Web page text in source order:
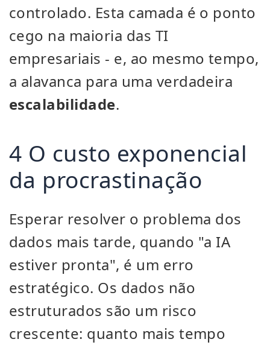
controlado. Esta camada é o ponto
cego na maioria das TI
empresariais - e, ao mesmo tempo,
a alavanca para uma verdadeira
escalabilidade.
4 O custo exponencial
da procrastinação
Esperar resolver o problema dos
dados mais tarde, quando "a IA
estiver pronta", é um erro
estratégico. Os dados não
estruturados são um risco
crescente: quanto mais tempo